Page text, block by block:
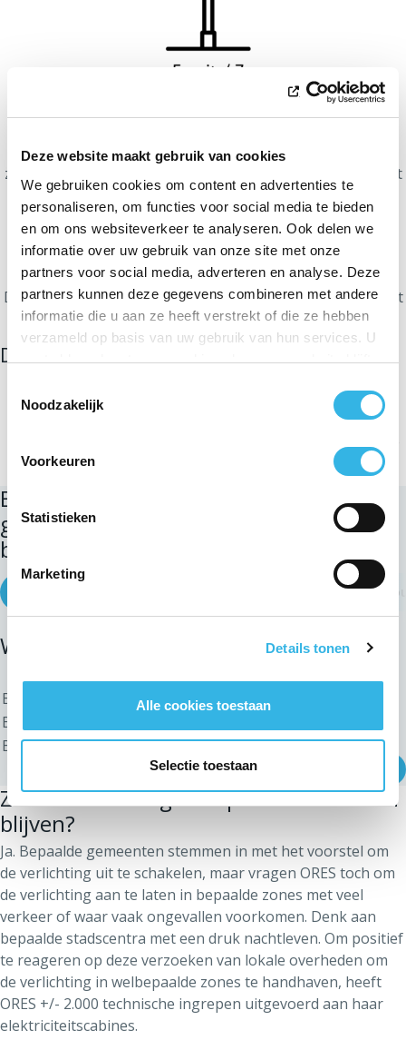
Deze website maakt gebruik van cookies
We gebruiken cookies om content en advertenties te
personaliseren, om functies voor social media te bieden
en om ons websiteverkeer te analyseren. Ook delen we
informatie over uw gebruik van onze site met onze
partners voor social media, adverteren en analyse. Deze
partners kunnen deze gegevens combineren met andere
informatie die u aan ze heeft verstrekt of die ze hebben
verzameld op basis van uw gebruik van hun services. U
gaat akkoord met onze cookies als u onze website blijft
Noodzakelijk
Voorkeuren
Statistieken
Marketing
Details tonen
Alle cookies toestaan
Selectie toestaan
Beperkt doven
De openbare verlichting brandt op weekdagen van
zonsondergang tot middernacht en van 5 u ‘s ochtends tot
zonsopgang. Tijdens het weekend (nacht van vrijdag op
zaterdag & van zaterdag op zondag) en op feestdagen
brandt de openbare verlichting van zonsondergang tot
zonsopgang.
Dit programma levert een energiebesparing op van 3% tot
30%, afhankelijk van de gemeente.
Dit zijn de doelstellingen:
inspanningen voor een lager energieverbruik
gemeentebegrotingen verminderen
Bekijk welke keuze uw gemeente heeft
gemaakt (de lijst wordt voortdurend
bijgewerkt):
Charleroi - Bergen - La
Waals-Brabant
Beauvechain
Optie 2
Braine-l'Alleud
Braine-le-Château Optie 2
Optie 1
Chastre
Optie 2
Chaumont-Gistoux
Optie 2
Court-St-Etienne
Ecaussines
Optie 1
Genappe
Optie 3
Grez-Doiceau
Optie 2
Helecine
Optie 2
Incourt
Optie 2
Ittre
Optie 3
Jodoigne
Optie 2
La Hulpe
Zal de verlichting in bepaalde zones aan
blijven?
Ja. Bepaalde gemeenten stemmen in met het voorstel om
de verlichting uit te schakelen, maar vragen ORES toch om
de verlichting aan te laten in bepaalde zones met veel
verkeer of waar vaak ongevallen voorkomen. Denk aan
bepaalde stadscentra met een druk nachtleven. Om positief
te reageren op deze verzoeken van lokale overheden om
de verlichting in welbepaalde zones te handhaven, heeft
ORES +/- 2.000 technische ingrepen uitgevoerd aan haar
elektriciteitscabines.